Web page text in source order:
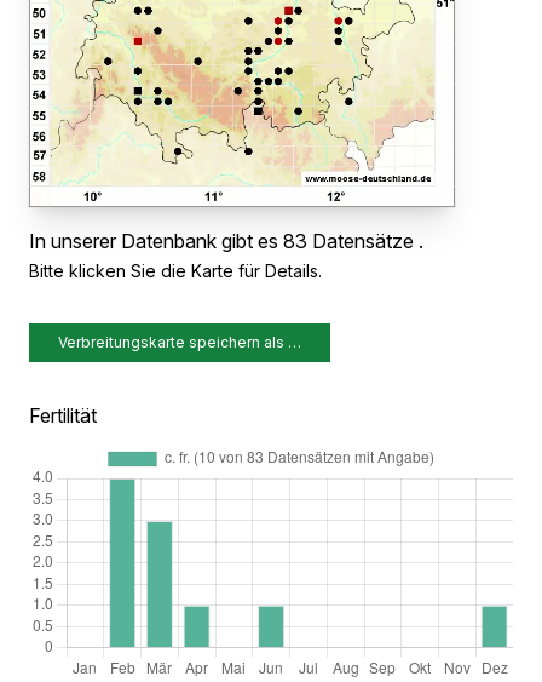
In unserer Datenbank gibt es 83 Datensätze .
Bitte klicken Sie die Karte für Details.
Verbreitungskarte speichern als …
Fertilität